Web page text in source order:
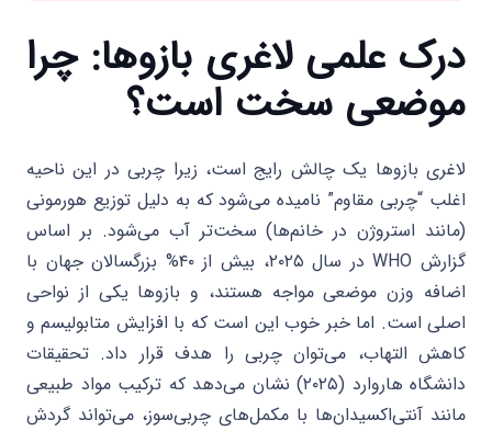
درک علمی لاغری بازوها: چرا
موضعی سخت است؟
لاغری بازوها یک چالش رایج است، زیرا چربی در این ناحیه
اغلب “چربی مقاوم” نامیده می‌شود که به دلیل توزیع هورمونی
(مانند استروژن در خانم‌ها) سخت‌تر آب می‌شود. بر اساس
گزارش WHO در سال ۲۰۲۵، بیش از ۴۰% بزرگسالان جهان با
اضافه وزن موضعی مواجه هستند، و بازوها یکی از نواحی
اصلی است. اما خبر خوب این است که با افزایش متابولیسم و
کاهش التهاب، می‌توان چربی را هدف قرار داد. تحقیقات
دانشگاه هاروارد (۲۰۲۵) نشان می‌دهد که ترکیب مواد طبیعی
مانند آنتی‌اکسیدان‌ها با مکمل‌های چربی‌سوز، می‌تواند گردش